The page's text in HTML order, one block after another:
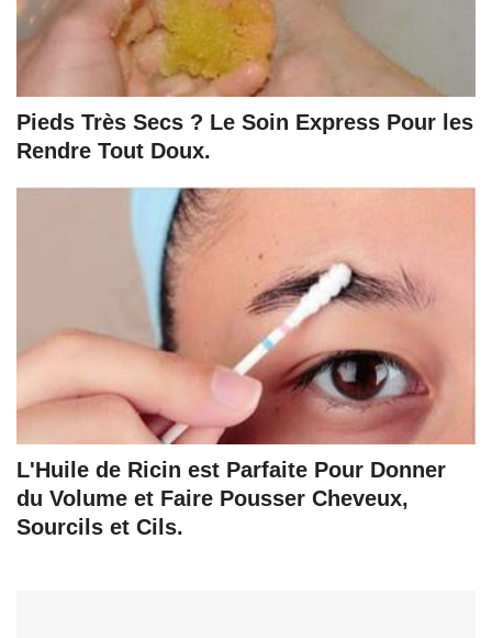
Pieds Très Secs ? Le Soin Express Pour les
Rendre Tout Doux.
L'Huile de Ricin est Parfaite Pour Donner
du Volume et Faire Pousser Cheveux,
Sourcils et Cils.